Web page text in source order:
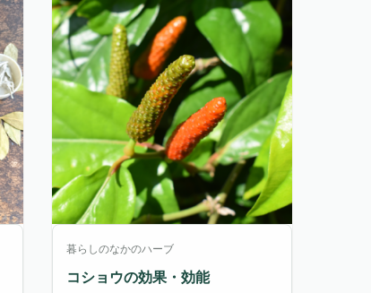
暮らしのなかのハーブ
コショウの効果・効能